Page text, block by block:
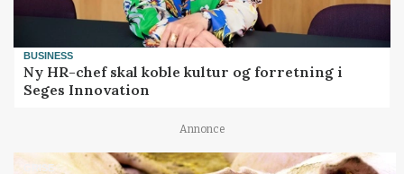
BUSINESS
Ny HR-chef skal koble kultur og forretning i
Seges Innovation
Annonce
GRISE